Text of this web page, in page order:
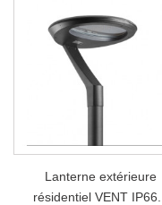
Lanterne extérieure
résidentiel VENT IP66...